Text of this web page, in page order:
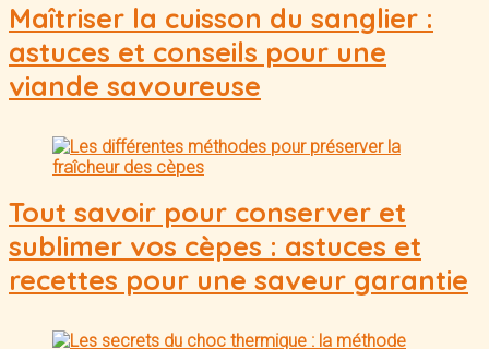
Maîtriser la cuisson du sanglier :
astuces et conseils pour une
viande savoureuse
Tout savoir pour conserver et
sublimer vos cèpes : astuces et
recettes pour une saveur garantie